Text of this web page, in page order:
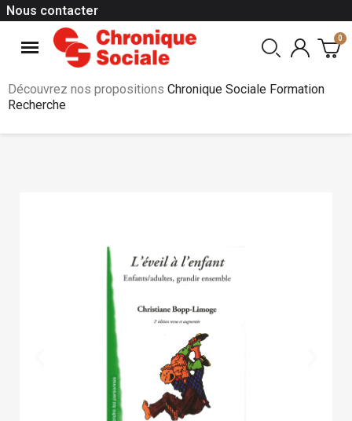
Nous contacter
Découvrez nos propositions Chronique Sociale Formation
Recherche